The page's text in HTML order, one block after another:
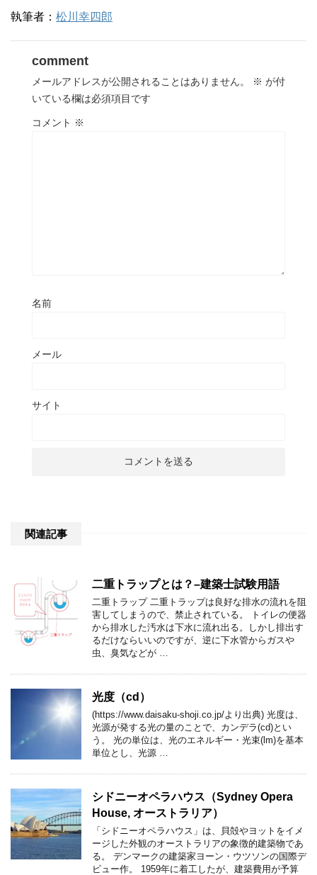
執筆者： 松川幸四郎
comment
メールアドレスが公開されることはありません。 ※ が付
いている欄は必須項目です
コメント ※
名前
メール
サイト
関連記事
二重トラップとは？–建築士試験用語
二重トラップ 二重トラップは良好な排水の流れを阻
害してしまうので、禁止されている。 トイレの便器
から排水した汚水は下水に流れ出る。しかし排出す
るだけならいいのですが、逆に下水管からガスや
虫、臭気などが …
光度（cd）
(https://www.daisaku-shoji.co.jp/より出典) 光度は、
光源が発する光の量のことで、カンデラ(cd)とい
う。 光の単位は、光のエネルギー・光束(lm)を基本
単位とし、光源 …
シドニーオペラハウス（Sydney Opera
House, オーストラリア）
「シドニーオペラハウス」は、貝殻やヨットをイメ
ージした外観のオーストラリアの象徴的建築物であ
る。 デンマークの建築家ヨーン・ウツソンの国際デ
ビュー作。 1959年に着工したが、建築費用が予算